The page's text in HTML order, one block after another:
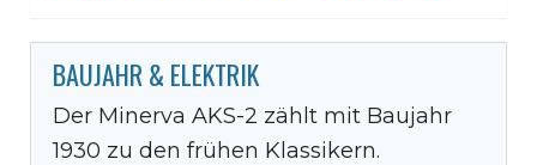
BAUJAHR & ELEKTRIK
Der Minerva AKS-2 zählt mit Baujahr
1930 zu den frühen Klassikern.